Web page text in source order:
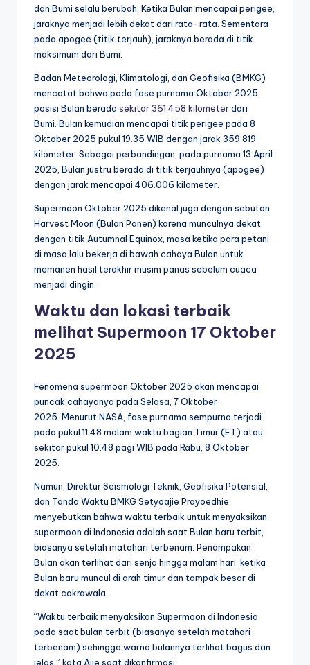
dan Bumi selalu berubah. Ketika Bulan mencapai perigee,
jaraknya menjadi lebih dekat dari rata-rata. Sementara
pada apogee (titik terjauh), jaraknya berada di titik
maksimum dari Bumi.
Badan Meteorologi, Klimatologi, dan Geofisika (BMKG)
mencatat bahwa pada fase purnama Oktober 2025,
posisi Bulan berada sekitar 361.458 kilometerdari
Bumi. Bulan kemudian mencapai titik perigee pada 8
Oktober 2025 pukul 19.35 WIB dengan jarak 359.819
kilometer. Sebagai perbandingan, pada purnama 13 April
2025, Bulan justru berada di titik terjauhnya (apogee)
dengan jarak mencapai 406.006 kilometer.
Supermoon Oktober 2025 dikenal juga dengan sebutan
Harvest Moon (Bulan Panen) karena munculnya dekat
dengan titik Autumnal Equinox, masa ketika para petani
di masa lalu bekerja di bawah cahaya Bulan untuk
memanen hasil terakhir musim panas sebelum cuaca
menjadi dingin.
Waktu dan lokasi terbaik
melihat Supermoon 17 Oktober
2025
Fenomena supermoon Oktober 2025 akan mencapai
puncak cahayanya pada Selasa, 7 Oktober
2025. Menurut NASA, fase purnama sempurna terjadi
pada pukul 11.48 malam waktu bagian Timur (ET) atau
sekitar pukul 10.48 pagi WIB pada Rabu, 8 Oktober
2025.
Namun, Direktur Seismologi Teknik, Geofisika Potensial,
dan Tanda Waktu BMKG Setyoajie Prayoedhie
menyebutkan bahwa waktu terbaik untuk menyaksikan
supermoon di Indonesia adalah saat Bulan baru terbit,
biasanya setelah matahari terbenam. Penampakan
Bulan akan terlihat dari senja hingga malam hari, ketika
Bulan baru muncul di arah timur dan tampak besar di
dekat cakrawala.
“Waktu terbaik menyaksikan Supermoon di Indonesia
pada saat bulan terbit (biasanya setelah matahari
terbenam) sehingga warna bulannya terlihat bagus dan
jelas,” kata Ajie saat dikonfirmasi.